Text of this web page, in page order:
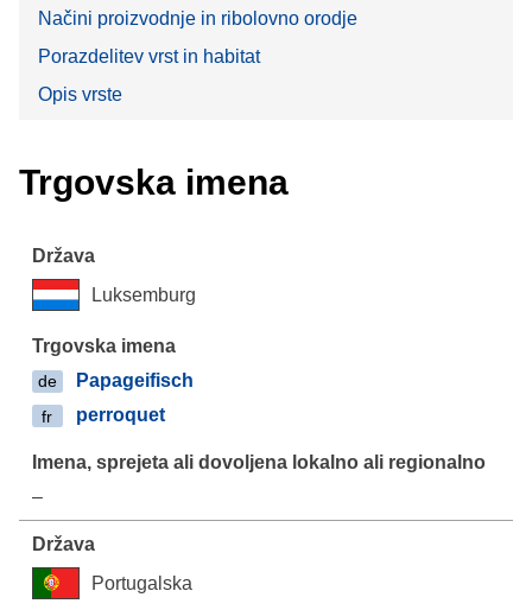
Načini proizvodnje in ribolovno orodje
Porazdelitev vrst in habitat
Opis vrste
Trgovska imena
Luksemburg
de Papageifisch
fr perroquet
–
Portugalska